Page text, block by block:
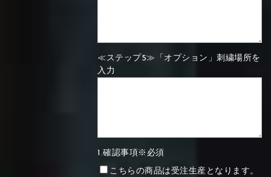
≪ステップ5≫「オプション」刺繍場所を
入力
1.確認事項※必須
こちらの商品は受注生産となります。